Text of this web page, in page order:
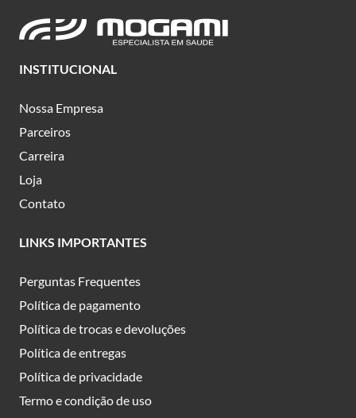
INSTITUCIONAL
Nossa Empresa
Parceiros
Carreira
Loja
Contato
LINKS IMPORTANTES
Perguntas Frequentes
Política de pagamento
Política de trocas e devoluções
Política de entregas
Política de privacidade
Termo e condição de uso